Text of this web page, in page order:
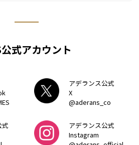
式アカウント
アデランス公式
X
@aderans_co
式
アデランス公式
Instagram